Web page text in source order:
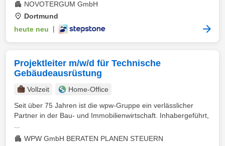
NOVOTERGUM GmbH
Dortmund
heute neu
Projektleiter m/w/d für Technische
Gebäudeausrüstung
Vollzeit
Home-Office
Seit über 75 Jahren ist die wpw-Gruppe ein verlässlicher
Partner in der Bau- und Immobilienwirtschaft. Inhabergeführt,
WPW GmbH BERATEN PLANEN STEUERN